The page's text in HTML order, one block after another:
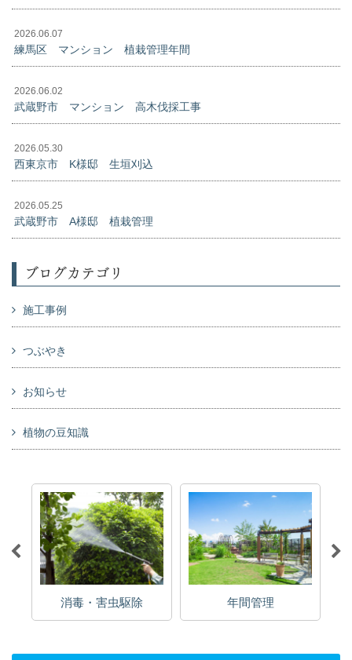
2026.06.07
練馬区 マンション 植栽管理年間
2026.06.02
武蔵野市 マンション 高木伐採工事
2026.05.30
西東京市 K様邸 生垣刈込
2026.05.25
武蔵野市 A様邸 植栽管理
ブログカテゴリ
施工事例
つぶやき
お知らせ
植物の豆知識
消毒・害虫駆除 年間管理